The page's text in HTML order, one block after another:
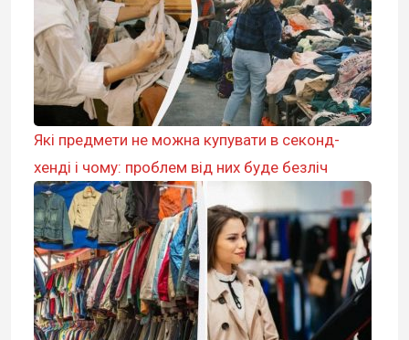
Які предмети не можна купувати в секонд-
хенді і чому: проблем від них буде безліч